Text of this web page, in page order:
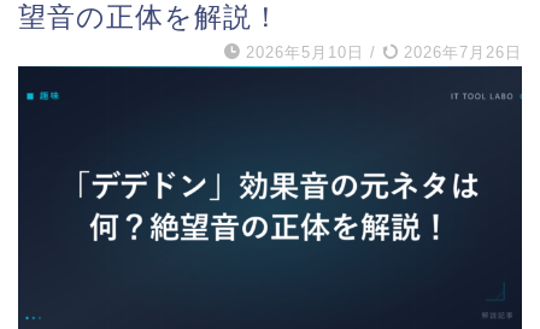
望音の正体を解説！
2026年5月10日 / 2026年7月26日